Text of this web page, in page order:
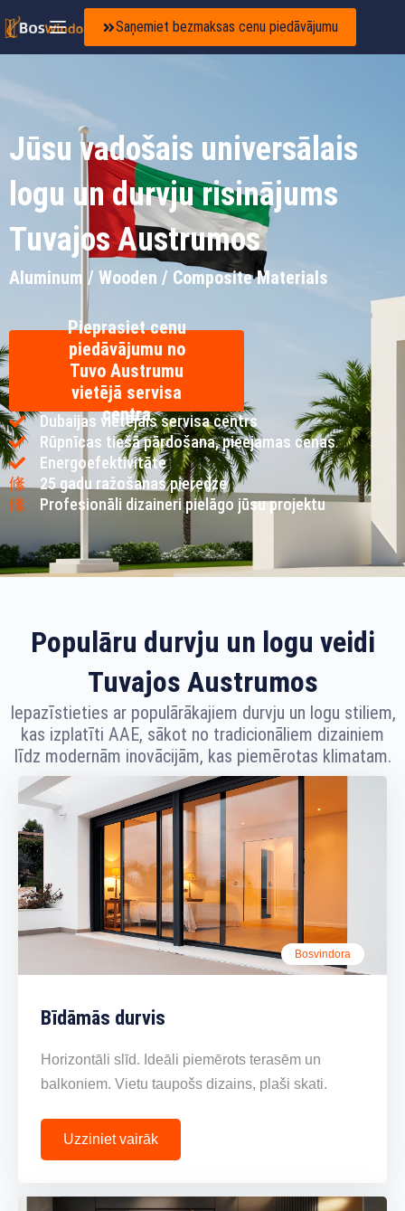
Saņemiet bezmaksas cenu piedāvājumu
Jūsu vadošais universālais
logu un durvju risinājums
Tuvajos Austrumos
Aluminum / Wooden / Composite Materials
Pieprasiet cenu
piedāvājumu no
Tuvo Austrumu
vietējā servisa
centra
Dubaijas vietējais servisa centrs
Rūpnīcas tiešā pārdošana, pieejamas cenas
Energoefektivitāte
25 gadu ražošanas pieredze
Profesionāli dizaineri pielāgo jūsu projektu
Populāru durvju un logu veidi
Tuvajos Austrumos
Iepazīstieties ar populārākajiem durvju un logu stiliem,
kas izplatīti AAE, sākot no tradicionāliem dizainiem
līdz modernām inovācijām, kas piemērotas klimatam.
Bosvindora
Bīdāmās durvis
Horizontāli slīd. Ideāli piemērots terasēm un
balkoniem. Vietu taupošs dizains, plaši skati.
Uzziniet vairāk